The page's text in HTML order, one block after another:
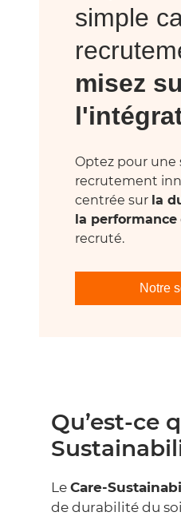
simple
misez
Optez pour une
recrutement
centrée sur la
la performance
recruté.
Notre
Qu’est-ce
Le Care-
de durabilité du